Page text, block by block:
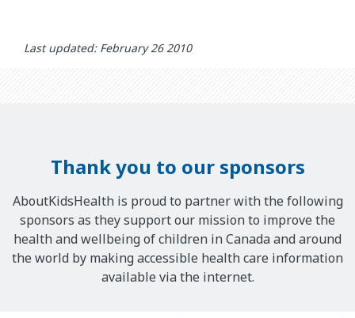
Last updated: February 26 2010
Thank you to our sponsors
AboutKidsHealth is proud to partner with the following
sponsors as they support our mission to improve the
health and wellbeing of children in Canada and around
the world by making accessible health care information
available via the internet.